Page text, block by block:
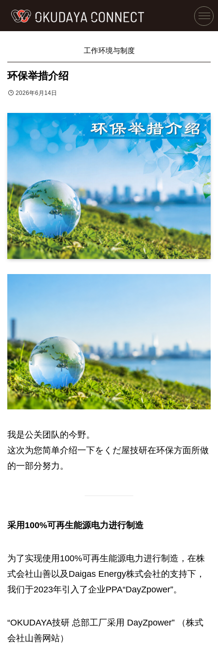
工作环境与制度
环保举措介绍
2026年6月14日
我是公关团队的今野。
这次为您简单介绍一下をくだ屋技研在环保方面所做
的一部分努力。
采用100%可再生能源电力进行制造
为了实现使用100%可再生能源电力进行制造，在株
式会社山善以及Daigas Energy株式会社的支持下，
我们于2023年引入了企业PPA“DayZpower”。
“OKUDAYA技研 总部工厂采用 DayZpower” （株式
会社山善网站）